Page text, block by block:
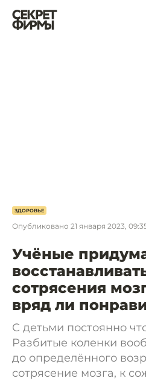
ЗДОРОВЬЕ
Опубликовано 21 января 2023,
Учёные
сотрясения
вряд ли
С детьми постоянно
Разбитые коленки
до определённого
сотрясение мозга, к